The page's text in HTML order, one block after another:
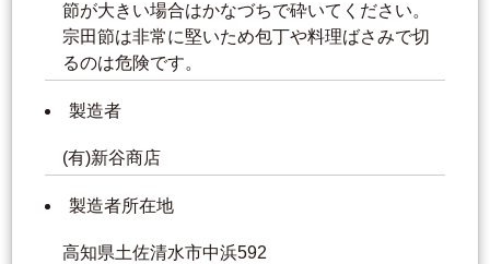
節が大きい場合はかなづちで砕いてください。
宗田節は非常に堅いため包丁や料理ばさみで切
るのは危険です。
製造者
(有)新谷商店
製造者所在地
高知県土佐清水市中浜592